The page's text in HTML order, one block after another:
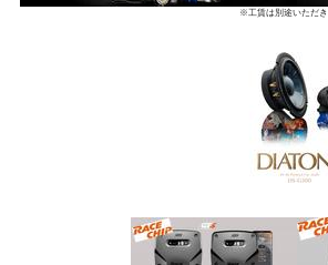
※工賃は別途いただき